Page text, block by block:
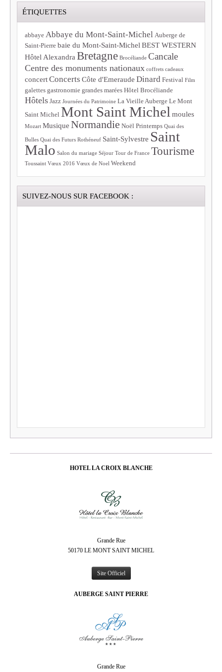
ÉTIQUETTES
abbaye Abbaye du Mont-Saint-Michel Auberge de
Saint-Pierre baie du Mont-Saint-Michel BEST WESTERN
Hôtel Alexandra Bretagne Brocéliande Cancale
Centre des monuments nationaux coffrets cadeaux
concertConcerts Côte d'Emeraude Dinard Festival Film
galettes gastronomie grandes marées Hôtel Brocéliande
Hôtels Jazz Journées du Patrimoine La Vieille Auberge Le Mont
Saint Michel Mont Saint Michel moules
Mozart Musique Normandie Noël Printemps Quai des
Bulles Quai des Futurs Rothéneuf Saint-Sylvestre Saint
Malo Salon du mariage Séjour Tour de France Tourisme
Toussaint Vœux 2016 Vœux de Noel Weekend
SUIVEZ-NOUS SUR FACEBOOK :
HOTEL LA CROIX BLANCHE
Grande Rue
50170 LE MONT SAINT MICHEL
Site Officiel
AUBERGE SAINT PIERRE
Grande Rue